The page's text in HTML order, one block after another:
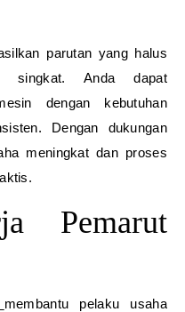
parutan yang halus
singkat. Anda dapat
dengan kebutuhan
Dengan dukungan
meningkat dan proses
Pemarut
membantu pelaku usaha